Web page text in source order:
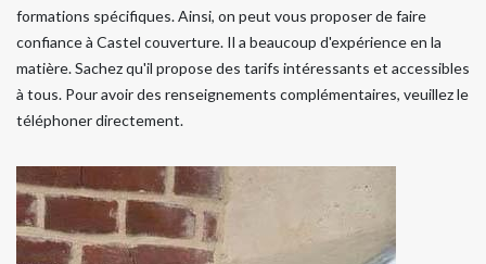
formations spécifiques. Ainsi, on peut vous proposer de faire
confiance à Castel couverture. Il a beaucoup d'expérience en la
matière. Sachez qu'il propose des tarifs intéressants et accessibles
à tous. Pour avoir des renseignements complémentaires, veuillez le
téléphoner directement.